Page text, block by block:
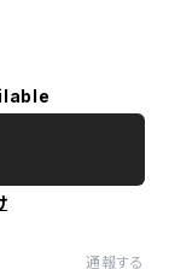
通報する